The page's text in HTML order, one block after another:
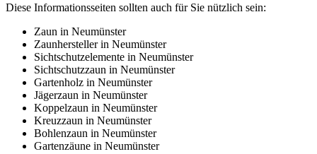
Diese Informationsseiten sollten auch für Sie nützlich sein:
Zaun in Neumünster
Zaunhersteller in Neumünster
Sichtschutzelemente in Neumünster
Sichtschutzzaun in Neumünster
Gartenholz in Neumünster
Jägerzaun in Neumünster
Koppelzaun in Neumünster
Kreuzzaun in Neumünster
Bohlenzaun in Neumünster
Gartenzäune in Neumünster